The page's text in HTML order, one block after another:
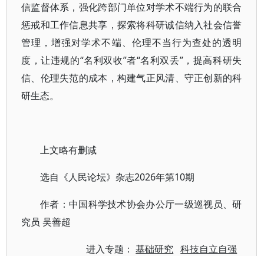
信监督体系，强化跨部门单位对学术不端行为的联合
惩戒和工作信息共享，探索将科研诚信纳入社会信誉
管理，增强对学术不端、伦理不当行为查处的透明
度，让违规的“名利双收”者“名利双丢”，提高科研失
信、伦理失范的成本，构建气正风清、守正创新的科
研生态。
上文略有删减
选自《人民论坛》杂志2026年第10期
作者：中国科学技术协会办公厅一级巡视员、研
究员 吴善超
进入专题：基础研究 科技自立自强